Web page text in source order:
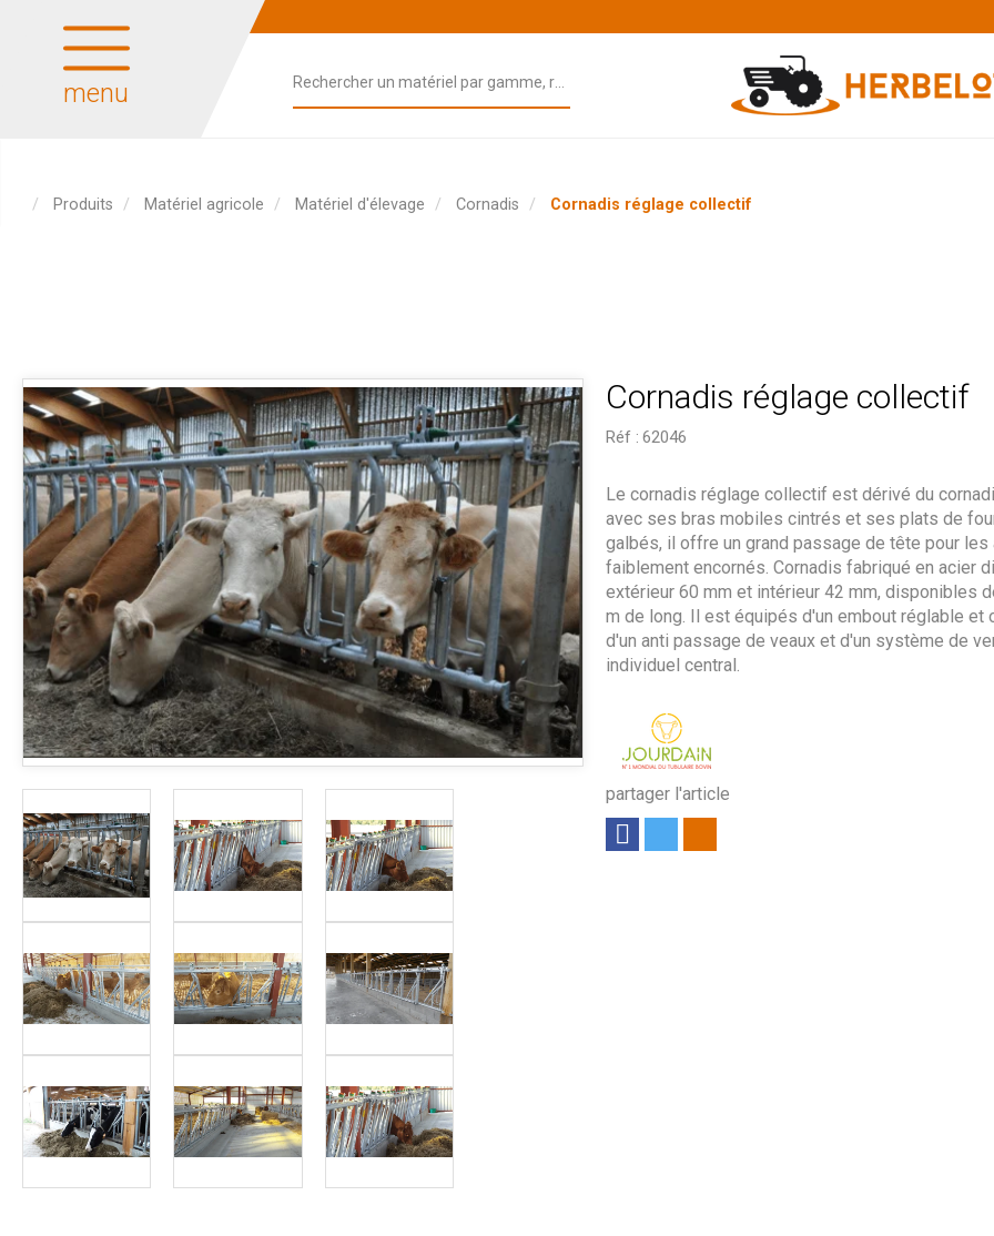
menu
Produits Matériel agricole Matériel d'élevage Cornadis Cornadis réglage collectif
Cornadis réglage collectif
Réf : 62046
partager l'article
Le cornadis réglage collectif est dérivé du
avec ses bras mobiles cintrés et ses plats de
galbés, il offre un grand passage de tête pour les
faiblement encornés. Cornadis fabriqué en acier
extérieur 60 mm et intérieur 42 mm, disponibles
m de long. Il est équipés d'un embout réglable et
d'un anti passage de veaux et d'un système de
individuel central.